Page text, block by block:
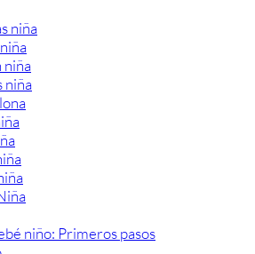
niña
niña
niña
niño: Primeros pasos